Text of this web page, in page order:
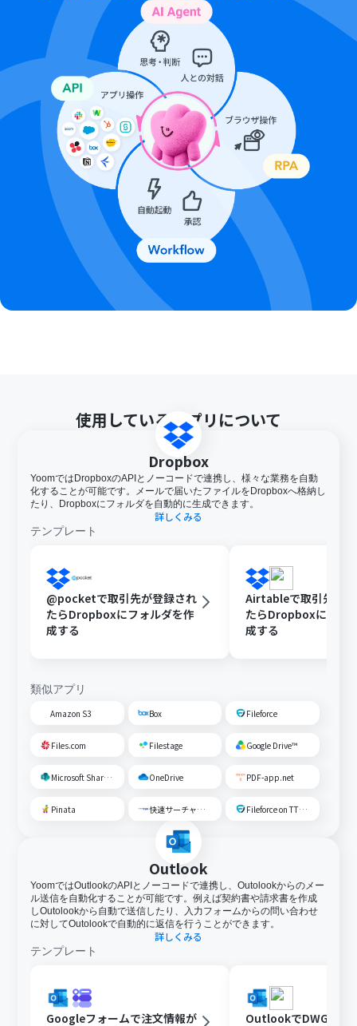
使用しているアプリについて
Dropbox
YoomではDropboxのAPIとノーコードで連携し、様々な業務を自動
化することが可能です。メールで届いたファイルをDropboxへ格納し
たり、Dropboxにフォルダを自動的に生成できます。
詳しくみる
テンプレート
@pocketで取引先が登録され
たらDropboxにフォルダを作
成する
Airtableで取引先が
たらDropboxにフォ
成する
類似アプリ
Amazon S3 Box Fileforce
Files.com Filestage Google Drive™
Microsoft SharePoint OneDrive PDF-app.net
Pinata 快速サーチャーGX Fileforce on TTS Cloud
Outlook
YoomではOutlookのAPIとノーコードで連携し、Outolookからのメー
ル送信を自動化することが可能です。例えば契約書や請求書を作成
しOutolookから自動で送信したり、入力フォームからの問い合わせ
に対してOutolookで自動的に返信を行うことができます。
詳しくみる
テンプレート
Googleフォームで注文情報が OutlookでDWGファ